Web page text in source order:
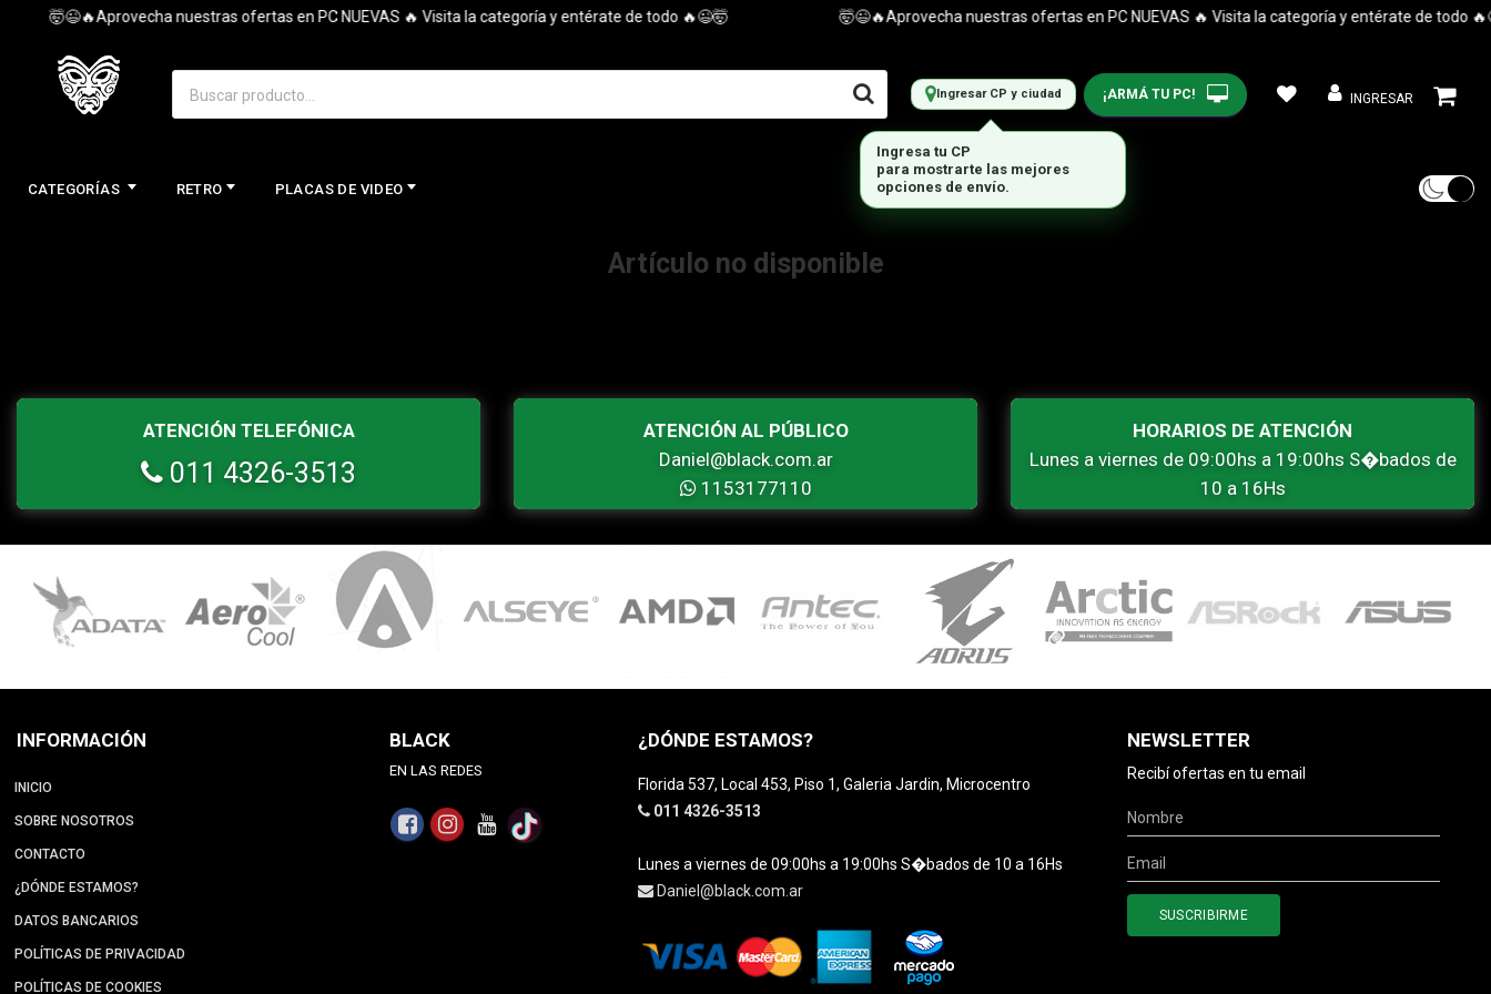
🤯😉🔥Aprovecha nuestras ofertas en PC NUEVAS 🔥 Visita la categoría y entérate de todo 🔥😉🤯 🤯😉🔥Aprovecha nuestras ofertas en PC NUEVAS 🔥 Visita la categoría y entérate de todo
Ingresar CP y ciudad ¡ARMÁ TU PC! INGRESAR
CATEGORÍAS RETRO PLACAS DE VIDEO
Artículo no disponible
ATENCIÓN TELEFÓNICA
011 4326-3513
ATENCIÓN AL PÚBLICO
Daniel@black.com.ar
1153177110
HORARIOS DE ATENCIÓN
Lunes a viernes de 09:00hs a 19:00hs S�bados de
10 a 16Hs
INFORMACIÓN
INICIO
SOBRE NOSOTROS
CONTACTO
¿DÓNDE ESTAMOS?
DATOS BANCARIOS
POLÍTICAS DE PRIVACIDAD
POLÍTICAS DE COOKIES
BLACK
EN LAS REDES
¿DÓNDE ESTAMOS?
Florida 537, Local 453, Piso 1, Galeria Jardin, Microcentro
011 4326-3513
Lunes a viernes de 09:00hs a 19:00hs S�bados de 10 a 16Hs
Daniel@black.com.ar
NEWSLETTER
Recibí ofertas en tu email
Ingresa tu CP
para mostrarte las mejores
opciones de envío.